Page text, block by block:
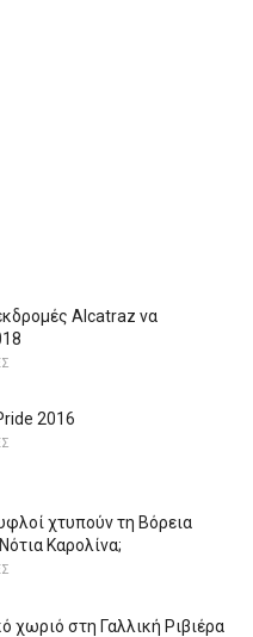
Alcatraz να
2016
χτυπούν τη Βόρεια
Καρολίνα;
χωριό στη Γαλλική Ριβιέρα